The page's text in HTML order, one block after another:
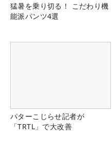
猛暑を乗り切る！ こだわり機
能派パンツ4選
パターこじらせ記者が
「TRTL」で大改善